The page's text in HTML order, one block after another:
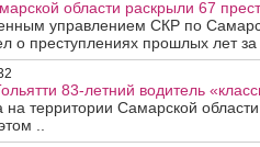
области раскрыли 67
управлением СКР по
о преступлениях прошлых лет за ..
83-летний водитель
на территории Самарской
..